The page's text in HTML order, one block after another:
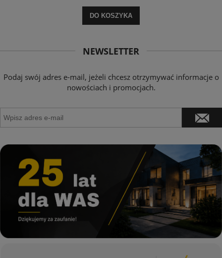
DO KOSZYKA
NEWSLETTER
Podaj swój adres e-mail, jeżeli chcesz otrzymywać informacje o
nowościach i promocjach.